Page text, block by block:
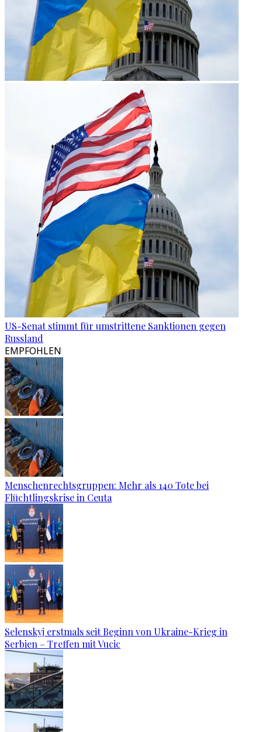
US-Senat stimmt für umstrittene Sanktionen gegen
Russland
EMPFOHLEN
Menschenrechtsgruppen: Mehr als 140 Tote bei
Flüchtlingskrise in Ceuta
Selenskyj erstmals seit Beginn von Ukraine-Krieg in
Serbien – Treffen mit Vucic